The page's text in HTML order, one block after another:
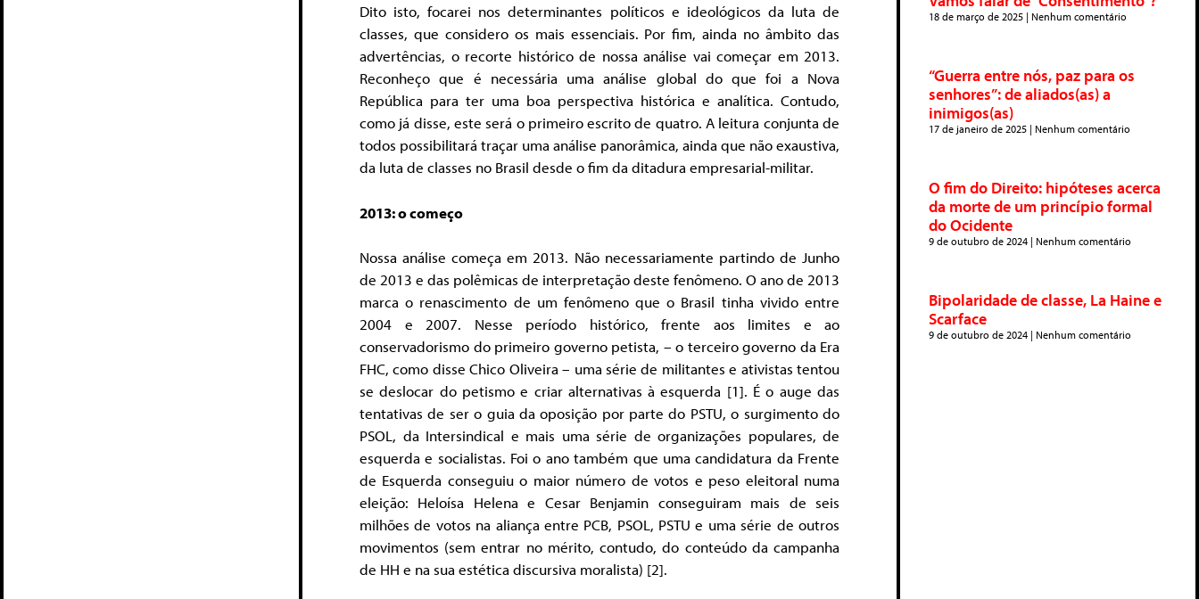
Dito isto, focarei nos determinantes políticos e ideológicos da luta de
classes, que considero os mais essenciais. Por fim, ainda no âmbito das
advertências, o recorte histórico de nossa análise vai começar em 2013.
Reconheço que é necessária uma análise global do que foi a Nova
República para ter uma boa perspectiva histórica e analítica. Contudo,
como já disse, este será o primeiro escrito de quatro. A leitura conjunta de
todos possibilitará traçar uma análise panorâmica, ainda que não exaustiva,
da luta de classes no Brasil desde o fim da ditadura empresarial-militar.
2013: o começo
Nossa análise começa em 2013. Não necessariamente partindo de Junho
de 2013 e das polêmicas de interpretação deste fenômeno. O ano de 2013
marca o renascimento de um fenômeno que o Brasil tinha vivido entre
2004 e 2007. Nesse período histórico, frente aos limites e ao
conservadorismo do primeiro governo petista, – o terceiro governo da Era
FHC, como disse Chico Oliveira – uma série de militantes e ativistas tentou
se deslocar do petismo e criar alternativas à esquerda [1]. É o auge das
tentativas de ser o guia da oposição por parte do PSTU, o surgimento do
PSOL, da Intersindical e mais uma série de organizações populares, de
esquerda e socialistas. Foi o ano também que uma candidatura da Frente
de Esquerda conseguiu o maior número de votos e peso eleitoral numa
eleição: Heloísa Helena e Cesar Benjamin conseguiram mais de seis
milhões de votos na aliança entre PCB, PSOL, PSTU e uma série de outros
movimentos (sem entrar no mérito, contudo, do conteúdo da campanha
de HH e na sua estética discursiva moralista) [2].
18 de março de 2025 Nenhum comentário
“Guerra entre nós, paz para os
senhores”: de aliados(as) a
inimigos(as)
17 de janeiro de 2025 Nenhum comentário
O fim do Direito: hipóteses acerca
da morte de um princípio formal
do Ocidente
9 de outubro de 2024 Nenhum comentário
Bipolaridade de classe, La Haine e
Scarface
9 de outubro de 2024 Nenhum comentário